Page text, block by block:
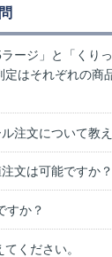
ージ」と「くり
はそれぞれの商
注文について教え
文は可能ですか？
すか？
ください。